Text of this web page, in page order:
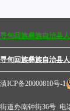
寻甸回族彝族自治县
寻甸回族彝族自治县
滇ICP备20000810号-1
街道办南钟街36号